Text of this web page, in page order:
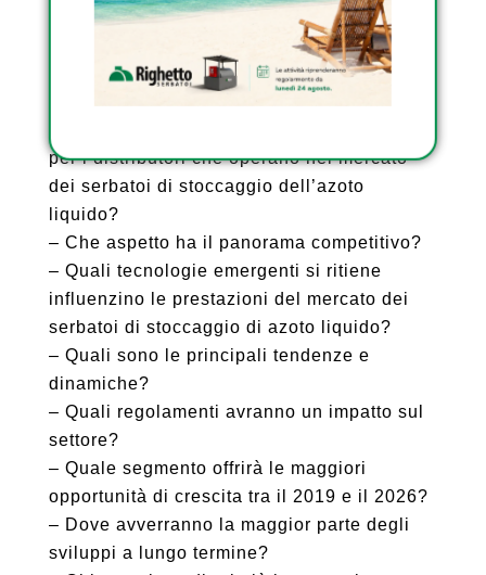
Nigeria e Arabia Saudita ecc.)
Il report, quindi, risponde alle seguenti
per i distributori che operano nel mercato
dei serbatoi di stoccaggio dell’azoto
liquido?
– Che aspetto ha il panorama competitivo?
– Quali tecnologie emergenti si ritiene
influenzino le prestazioni del mercato dei
serbatoi di stoccaggio di azoto liquido?
– Quali sono le principali tendenze e
dinamiche?
– Quali regolamenti avranno un impatto sul
settore?
– Quale segmento offrirà le maggiori
opportunità di crescita tra il 2019 e il 2026?
– Dove avverranno la maggior parte degli
sviluppi a lungo termine?